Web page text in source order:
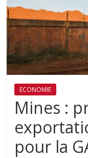
ECONOMIE
Mines :
pour la